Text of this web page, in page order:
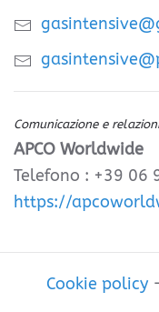
Comunicazione e
APCO Worldwide
Telefono : +39 06
https://
Cookie policy